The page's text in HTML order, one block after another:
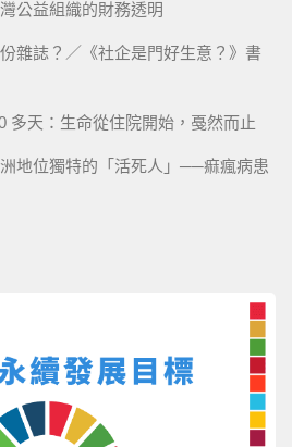
公益組織的財務透明
雜誌？／《社企是門好生意？》書
多天：生命從住院開始，戞然而止
洲地位獨特的「活死人」──痲瘋病患